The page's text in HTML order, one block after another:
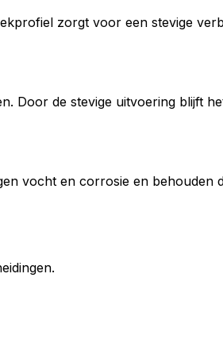
zorgt voor een stevige
Door de stevige uitvoering blijft
vocht en corrosie en behouden